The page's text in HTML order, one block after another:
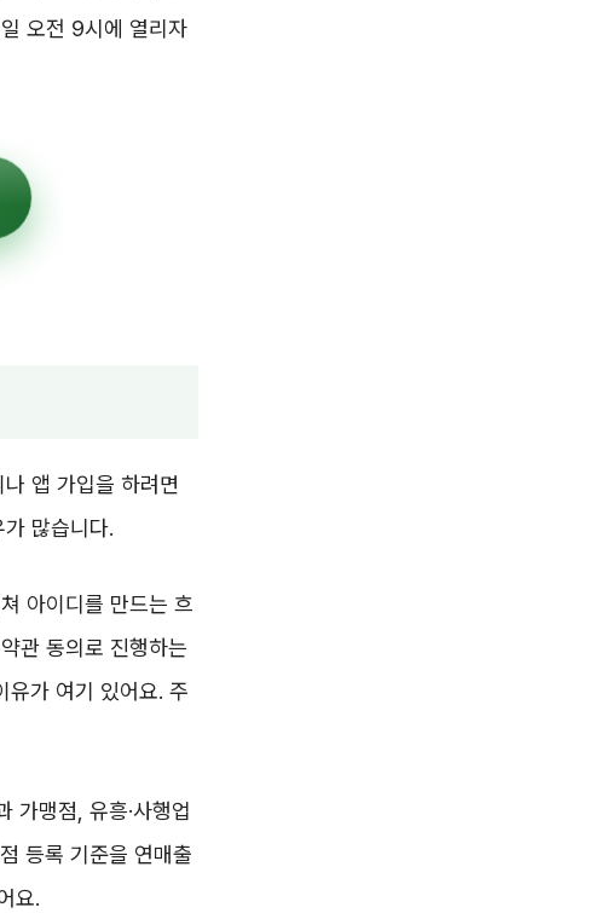
오전 9시에 열리자
앱 가입을 하려면
많습니다.
아이디를 만드는 흐
관 동의로 진행하는
유가 여기 있어요. 주
가맹점, 유흥·사행업
등록 기준을 연매출
요.